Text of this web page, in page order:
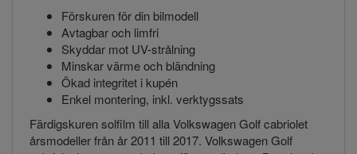
Förskuren för din bilmodell
Avtagbar och limfri
Skyddar mot UV-strålning
Minskar värme och bländning
Ökad integritet i kupén
Enkel montering, inkl. verktygssats
Färdigskuren solfilm till alla Volkswagen Golf cabriolet
årsmodeller från år 2011 till 2017. Volkswagen Golf